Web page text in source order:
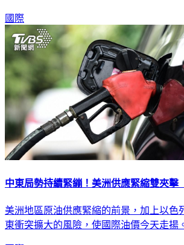
國際
中東局勢持續緊繃！美洲供應緊縮雙夾
美洲地區原油供應緊縮的前景，加上以色
東衝突擴大的風險，使國際油價今天走揚